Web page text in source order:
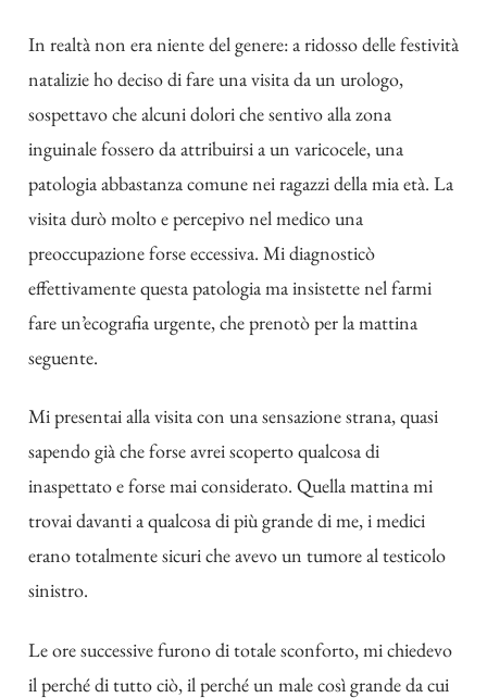
In realtà non era niente del genere: a ridosso delle festività
natalizie ho deciso di fare una visita da un urologo,
sospettavo che alcuni dolori che sentivo alla zona
inguinale fossero da attribuirsi a un varicocele, una
patologia abbastanza comune nei ragazzi della mia età. La
visita durò molto e percepivo nel medico una
preoccupazione forse eccessiva. Mi diagnosticò
effettivamente questa patologia ma insistette nel farmi
fare un’ecografia urgente, che prenotò per la mattina
seguente.
Mi presentai alla visita con una sensazione strana, quasi
sapendo già che forse avrei scoperto qualcosa di
inaspettato e forse mai considerato. Quella mattina mi
trovai davanti a qualcosa di più grande di me, i medici
erano totalmente sicuri che avevo un tumore al testicolo
sinistro.
Le ore successive furono di totale sconforto, mi chiedevo
il perché di tutto ciò, il perché un male così grande da cui